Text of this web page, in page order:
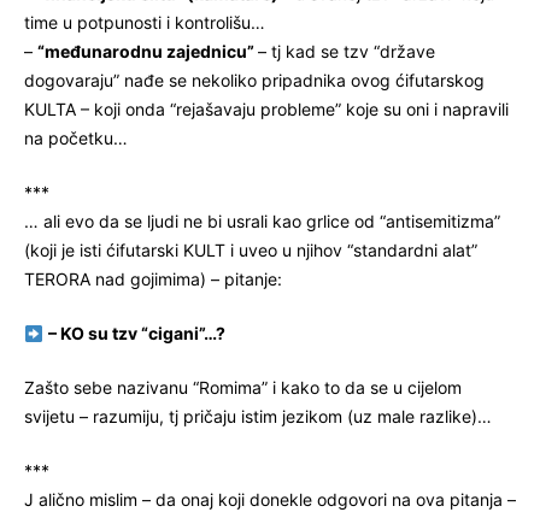
time u potpunosti i kontrolišu…
– “međunarodnu zajednicu”– tj kad se tzv “države
dogovaraju” nađe se nekoliko pripadnika ovog ćifutarskog
KULTA – koji onda “rejašavaju probleme” koje su oni i napravili
na početku…
***
… ali evo da se ljudi ne bi usrali kao grlice od “antisemitizma”
(koji je isti ćifutarski KULT i uveo u njihov “standardni alat”
TERORA nad gojimima) – pitanje:
– KO su tzv “cigani”…?
Zašto sebe nazivanu “Romima” i kako to da se u cijelom
svijetu – razumiju, tj pričaju istim jezikom (uz male razlike)…
***
J alično mislim – da onaj koji donekle odgovori na ova pitanja –